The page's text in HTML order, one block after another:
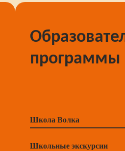
программы
Школа Волка
Школьные экскурсии